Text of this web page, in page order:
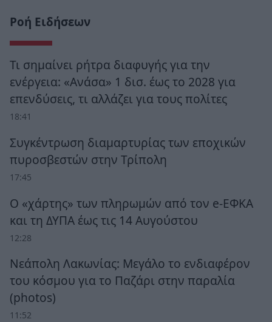
Ροή Ειδήσεων
Τι σημαίνει ρήτρα διαφυγής για την
ενέργεια: «Ανάσα» 1 δισ. έως το 2028 για
επενδύσεις, τι αλλάζει για τους πολίτες
18:41
Συγκέντρωση διαμαρτυρίας των εποχικών
πυροσβεστών στην Τρίπολη
17:45
Ο «χάρτης» των πληρωμών από τον e-ΕΦΚΑ
και τη ΔΥΠΑ έως τις 14 Αυγούστου
12:28
Νεάπολη Λακωνίας: Μεγάλο το ενδιαφέρον
του κόσμου για το Παζάρι στην παραλία
(photos)
11:52